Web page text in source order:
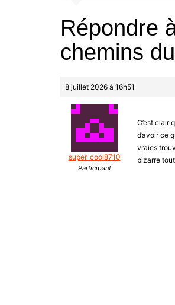
Répondre
chemins
8 juillet 2026 à 16h51
super_cool8710
Participant
C’est clair
d’avoir ce
vraies
bizarre